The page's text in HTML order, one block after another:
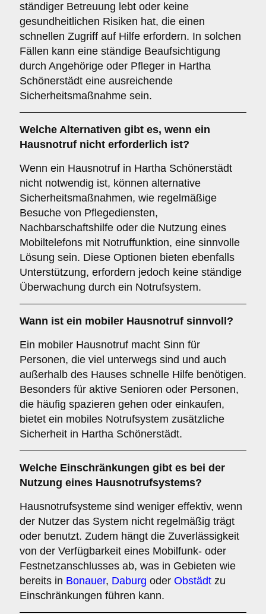
ständiger Betreuung lebt oder keine
gesundheitlichen Risiken hat, die einen
schnellen Zugriff auf Hilfe erfordern. In solchen
Fällen kann eine ständige Beaufsichtigung
durch Angehörige oder Pfleger in Hartha
Schönerstädt eine ausreichende
Sicherheitsmaßnahme sein.
Welche Alternativen gibt es, wenn ein
Hausnotruf nicht erforderlich ist?
Wenn ein Hausnotruf in Hartha Schönerstädt
nicht notwendig ist, können alternative
Sicherheitsmaßnahmen, wie regelmäßige
Besuche von Pflegediensten,
Nachbarschaftshilfe oder die Nutzung eines
Mobiltelefons mit Notruffunktion, eine sinnvolle
Lösung sein. Diese Optionen bieten ebenfalls
Unterstützung, erfordern jedoch keine ständige
Überwachung durch ein Notrufsystem.
Wann ist ein mobiler Hausnotruf sinnvoll?
Ein mobiler Hausnotruf macht Sinn für
Personen, die viel unterwegs sind und auch
außerhalb des Hauses schnelle Hilfe benötigen.
Besonders für aktive Senioren oder Personen,
die häufig spazieren gehen oder einkaufen,
bietet ein mobiles Notrufsystem zusätzliche
Sicherheit in Hartha Schönerstädt.
Welche Einschränkungen gibt es bei der
Nutzung eines Hausnotrufsystems?
Hausnotrufsysteme sind weniger effektiv, wenn
der Nutzer das System nicht regelmäßig trägt
oder benutzt. Zudem hängt die Zuverlässigkeit
von der Verfügbarkeit eines Mobilfunk- oder
Festnetzanschlusses ab, was in Gebieten wie
bereits in Bonauer, Daburg oder Obstädt zu
Einschränkungen führen kann.